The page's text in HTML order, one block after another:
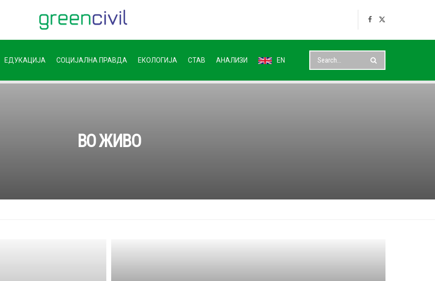
ЕДУКАЦИЈА СОЦИЈАЛНА ПРАВДА ЕКОЛОГИЈА СТАВ АНАЛИЗИ EN
ВО ЖИВО